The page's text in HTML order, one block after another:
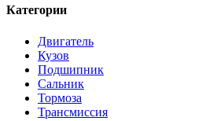
Категории
Двигатель
Кузов
Подшипник
Сальник
Тормоза
Трансмиссия